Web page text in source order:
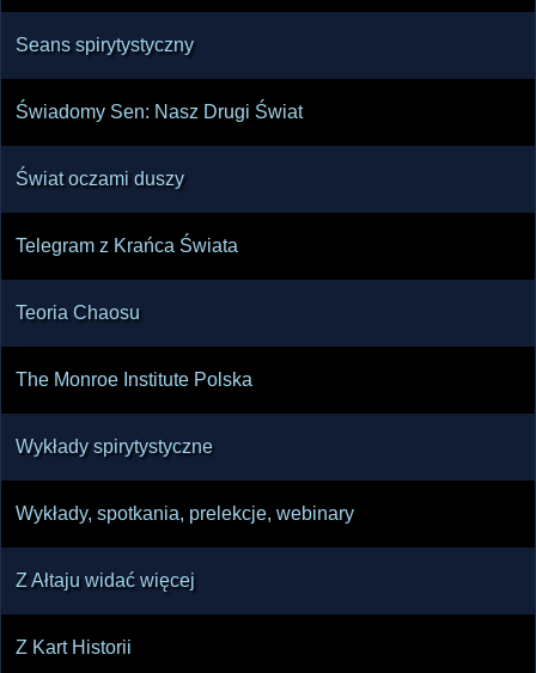
Seans spirytystyczny
Świadomy Sen: Nasz Drugi Świat
Świat oczami duszy
Telegram z Krańca Świata
Teoria Chaosu
The Monroe Institute Polska
Wykłady spirytystyczne
Wykłady, spotkania, prelekcje, webinary
Z Ałtaju widać więcej
Z Kart Historii